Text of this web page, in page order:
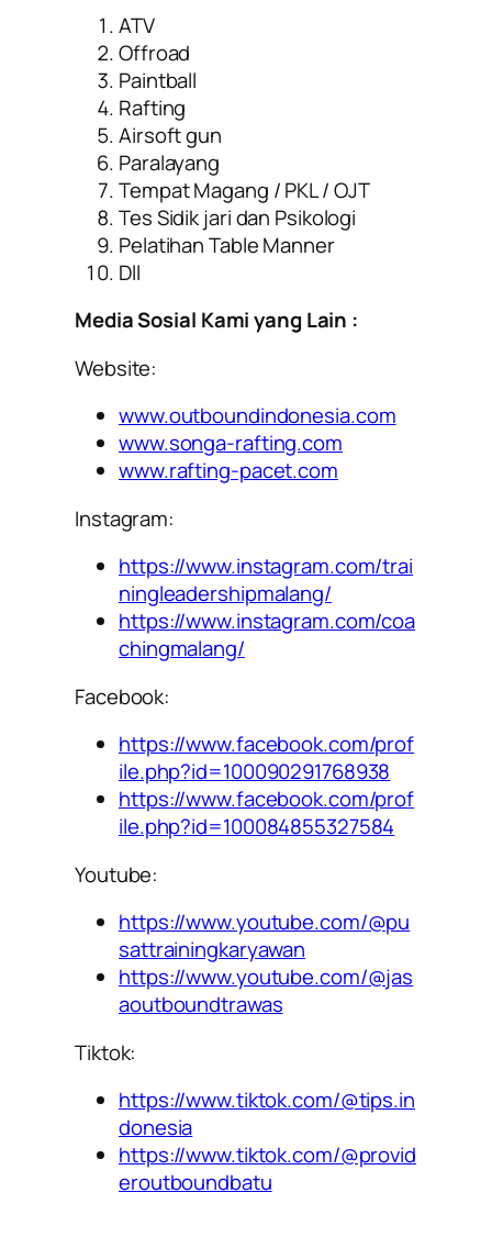
ATV
Offroad
Paintball
Rafting
Airsoft gun
Paralayang
Tempat Magang / PKL / OJT
Tes Sidik jari dan Psikologi
Pelatihan Table Manner
Dll
Media Sosial Kami yang Lain :
Website:
www.outboundindonesia.com
www.songa-rafting.com
www.rafting-pacet.com
Instagram:
https://www.instagram.com/trai
ningleadershipmalang/
https://www.instagram.com/coa
chingmalang/
Facebook:
https://www.facebook.com/prof
ile.php?id=100090291768938
https://www.facebook.com/prof
ile.php?id=100084855327584
Youtube:
https://www.youtube.com/@pu
sattrainingkaryawan
https://www.youtube.com/@jas
aoutboundtrawas
Tiktok:
https://www.tiktok.com/@tips.in
donesia
https://www.tiktok.com/@provid
eroutboundbatu